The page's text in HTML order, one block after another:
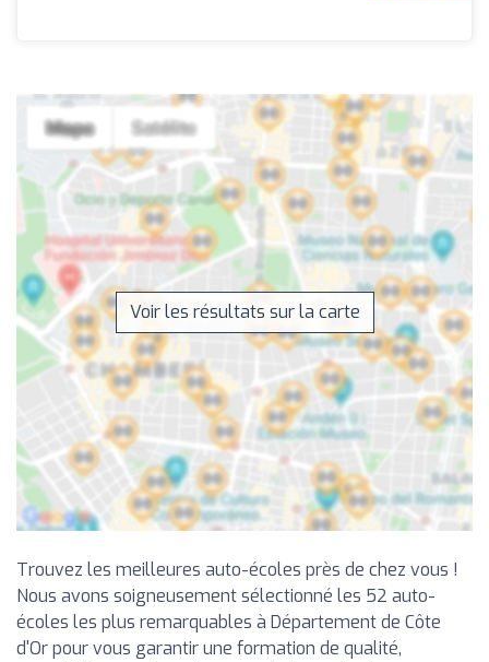
Voir les résultats sur la carte
Trouvez les meilleures auto-écoles près de chez vous !
Nous avons soigneusement sélectionné les 52 auto-
écoles les plus remarquables à Département de Côte
d'Or pour vous garantir une formation de qualité,